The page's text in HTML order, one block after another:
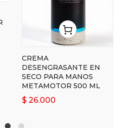
CREMA
DESENGRASANTE EN
SECO PARA MANOS
METAMOTOR 500 ML
$ 26.000